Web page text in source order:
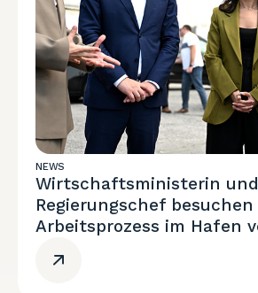
NEWS
Wirtschaftsministerin und
Regierungschef besuchen
Arbeitsprozess im Hafen